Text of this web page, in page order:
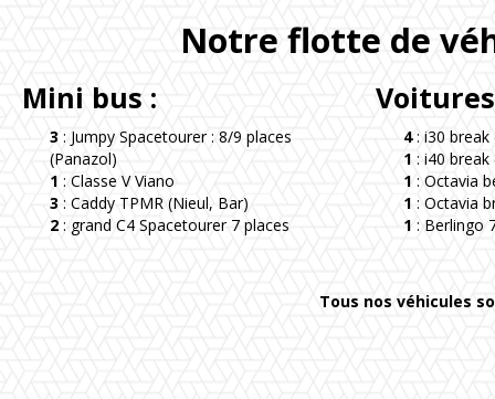
Notre flotte de
Mini bus :
3 : Jumpy Spacetourer : 8/9 places
(Panazol)
1 : Classe V Viano
3 : Caddy TPMR (Nieul, Bar)
2 : grand C4 Spacetourer 7 places
4: i30 break
1 : i40
1 : Octavia
1 : Octavia
1 : Berlingo
Tous nos véhicules